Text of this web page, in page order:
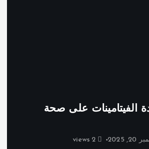
الفيتامينات على صحة
2025
2 views